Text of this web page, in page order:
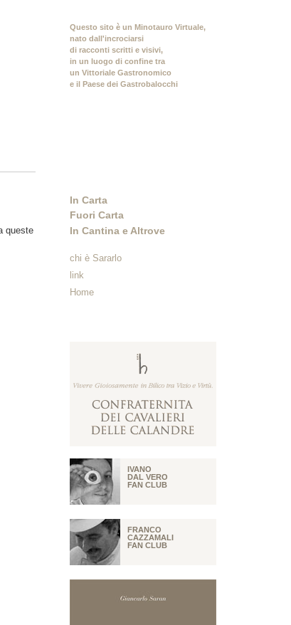
queste
Questo sito è un Minotauro Virtuale,
nato dall'incrociarsi
di racconti scritti e visivi,
in un luogo di confine tra
un Vittoriale Gastronomico
e il Paese dei Gastrobalocchi
In Carta
Fuori Carta
In Cantina e Altrove
chi è Sararlo
link
Home
IVANO
DAL VERO
FAN CLUB
FRANCO
CAZZAMALI
FAN CLUB